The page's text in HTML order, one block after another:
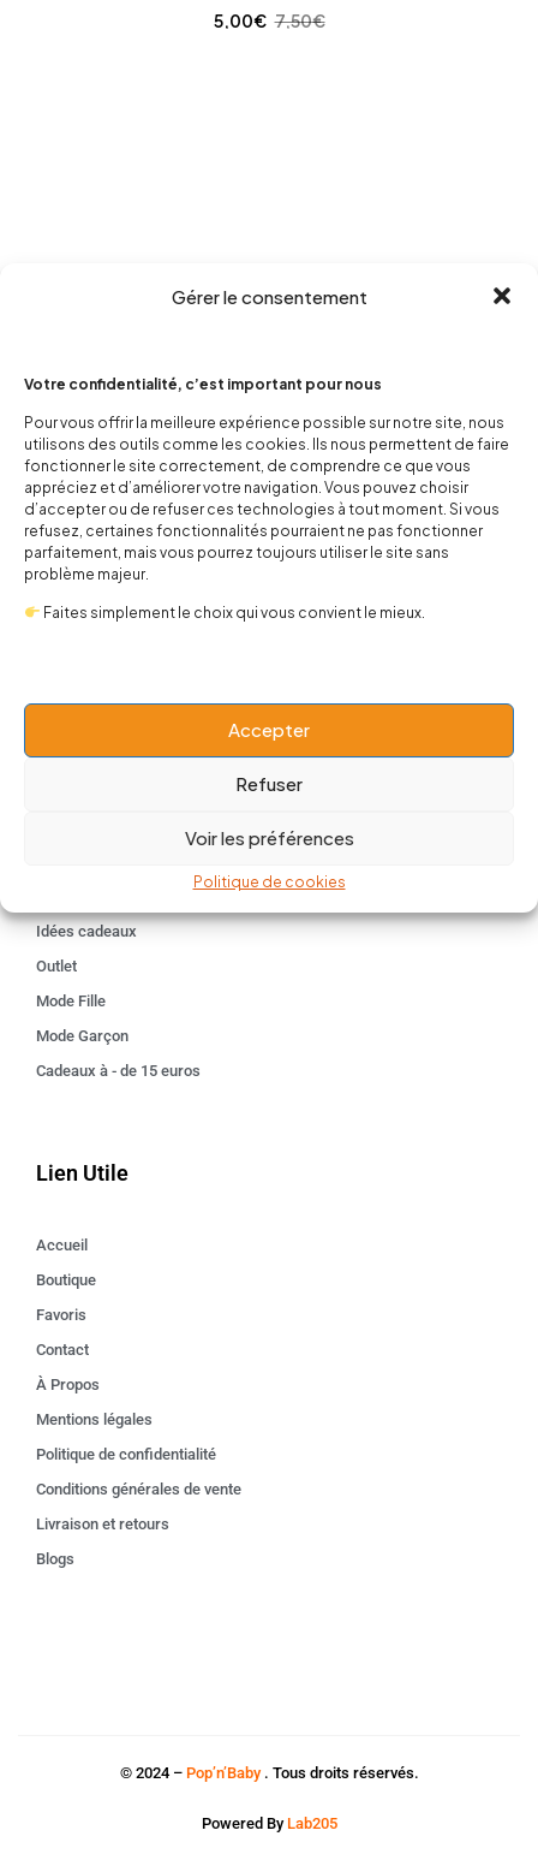
Gérer le consentement
Votre confidentialité, c’est important pour nous
Pour vous offrir la meilleure expérience possible sur notre site, nous
utilisons des outils comme les cookies. Ils nous permettent de faire
fonctionner le site correctement, de comprendre ce que vous
appréciez et d’améliorer votre navigation. Vous pouvez choisir
d’accepter ou de refuser ces technologies à tout moment. Si vous
refusez, certaines fonctionnalités pourraient ne pas fonctionner
parfaitement, mais vous pourrez toujours utiliser le site sans
problème majeur.
Faites simplement le choix qui vous convient le mieux.
Accepter
Refuser
Voir les préférences
Politique de cookies
7,50€
5,00€
contact@popnbaby.com
+33 01 64 62 14 89
Follow us
Idées cadeaux
Outlet
Mode Fille
Mode Garçon
Cadeaux à - de 15 euros
Lien Utile
Accueil
Boutique
Favoris
Contact
À Propos
Mentions légales
Politique de confidentialité
Conditions générales de vente
Livraison et retours
Blogs
© 2024 – Pop’n’Baby. Tous droits réservés.
Powered By Lab205